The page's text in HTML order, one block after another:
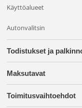
Käyttöalueet
Autonvalitsin
Todistukset ja
Maksutavat
Toimitusvaihtoehdot